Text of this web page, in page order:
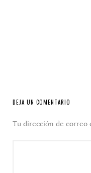
DEJA UN COMENTARIO
Tu dirección de correo